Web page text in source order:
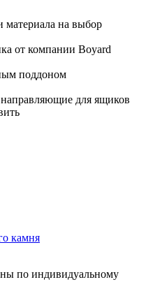
материала на выбор
от компании Boyard
поддоном
для ящиков
камня
по индивидуальному